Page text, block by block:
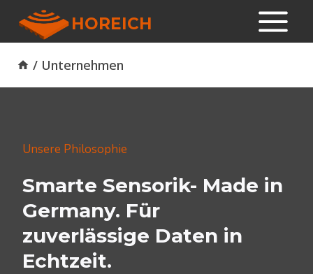
Inhalt
springen
HOREICH
/ Unternehmen
Unsere Philosophie
Smarte Sensorik- Made in
Germany. Für
zuverlässige Daten in
Echtzeit.